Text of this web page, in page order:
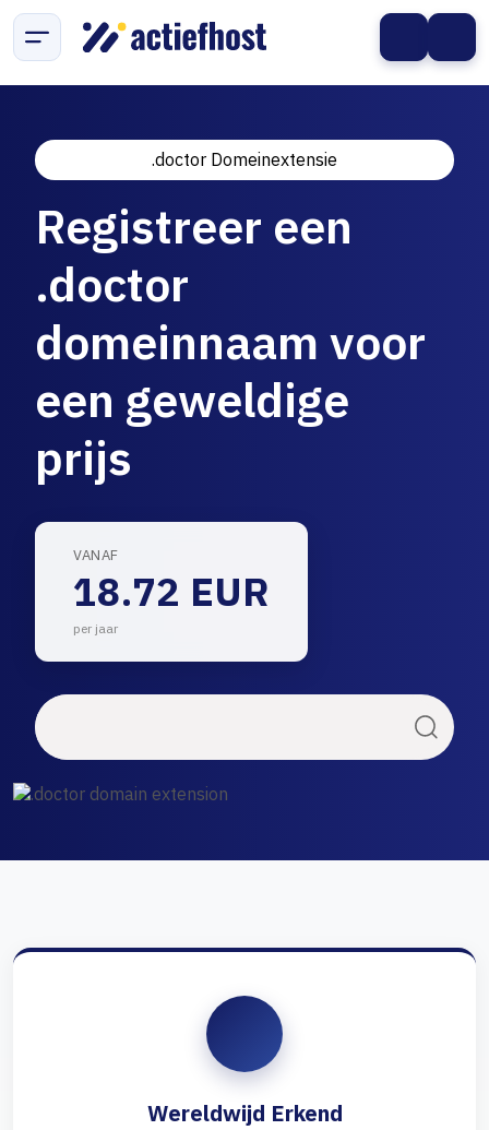
.doctor Domeinextensie
Registreer een
.doctor
domeinnaam voor
een geweldige
prijs
VANAF
18.72 EUR
per jaar
Wereldwijd Erkend